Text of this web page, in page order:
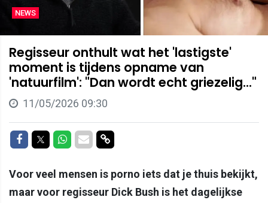
NEWS
Regisseur onthult wat het 'lastigste'
moment is tijdens opname van
'natuurfilm': "Dan wordt echt griezelig..."
11/05/2026 09:30
Delen op Facebook
Delen op Twitter
Delen op Whatsapp
Delen via Mail
Delen via link
Voor veel mensen is porno iets dat je thuis bekijkt,
maar voor regisseur Dick Bush is het dagelijkse